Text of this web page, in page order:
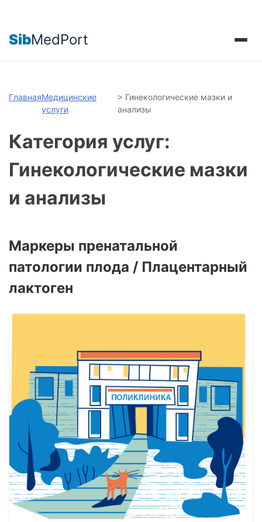
SibMedPort
ГлавнаяМедицинские
услуги
> Гинекологические мазки и
анализы
Категория услуг:
Гинекологические мазки
и анализы
Маркеры пренатальной
патологии плода / Плацентарный
лактоген